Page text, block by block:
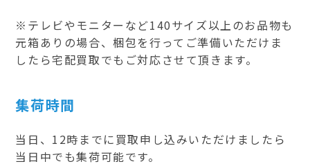
※テレビやモニターなど140サイズ以上のお品物も
元箱ありの場合、梱包を行ってご準備いただけま
したら宅配買取でもご対応させて頂きます。
集荷時間
当日、12時までに買取申し込みいただけましたら
当日中でも集荷可能です。